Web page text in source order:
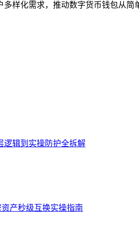
样化需求，推动数字货币钱包从
逻辑到实操防护全拆解
产秒级互换实操指南